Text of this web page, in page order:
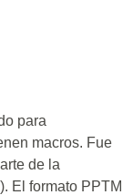
para
macros. Fue
de la
El formato PPTM